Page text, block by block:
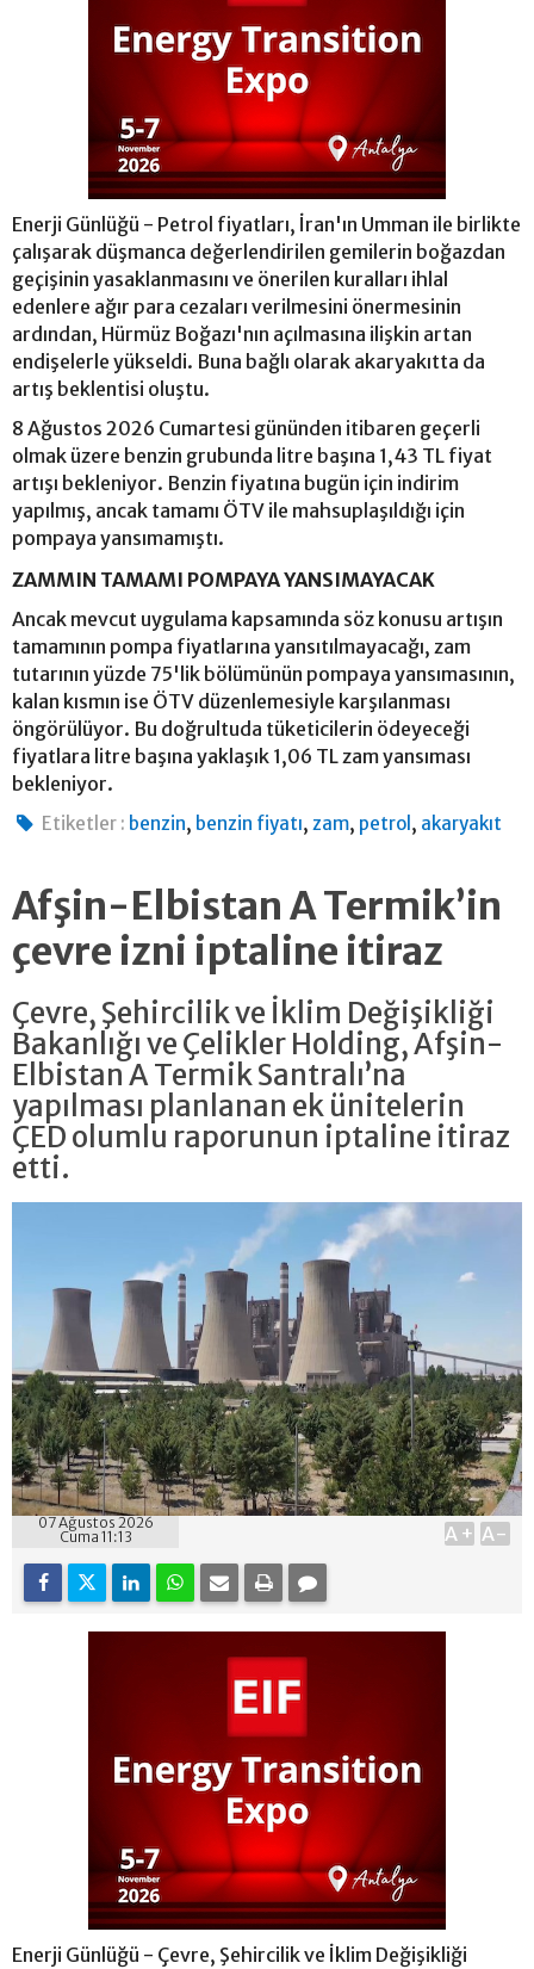
Enerji Günlüğü - Petrol fiyatları, İran'ın Umman ile birlikte
çalışarak düşmanca değerlendirilen gemilerin boğazdan
geçişinin yasaklanmasını ve önerilen kuralları ihlal
edenlere ağır para cezaları verilmesini önermesinin
ardından, Hürmüz Boğazı'nın açılmasına ilişkin artan
endişelerle yükseldi. Buna bağlı olarak akaryakıtta da
artış beklentisi oluştu.
8 Ağustos 2026 Cumartesi gününden itibaren geçerli
olmak üzere benzin grubunda litre başına 1,43 TL fiyat
artışı bekleniyor. Benzin fiyatına bugün için indirim
yapılmış, ancak tamamı ÖTV ile mahsuplaşıldığı için
pompaya yansımamıştı.
ZAMMIN TAMAMI POMPAYA YANSIMAYACAK
Ancak mevcut uygulama kapsamında söz konusu artışın
tamamının pompa fiyatlarına yansıtılmayacağı, zam
tutarının yüzde 75'lik bölümünün pompaya yansımasının,
kalan kısmın ise ÖTV düzenlemesiyle karşılanması
öngörülüyor. Bu doğrultuda tüketicilerin ödeyeceği
fiyatlara litre başına yaklaşık 1,06 TL zam yansıması
bekleniyor.
Etiketler : benzin, benzin fiyatı,zam, petrol , akaryakıt
Afşin-Elbistan A Termik’in
çevre izni iptaline itiraz
Çevre, Şehircilik ve İklim Değişikliği
Bakanlığı ve Çelikler Holding, Afşin-
Elbistan A Termik Santralı’na
yapılması planlanan ek ünitelerin
ÇED olumlu raporunun iptaline itiraz
etti.
07 Ağustos 2026
Cuma 11:13
A+ A-
Enerji Günlüğü - Çevre, Şehircilik ve İklim Değişikliği